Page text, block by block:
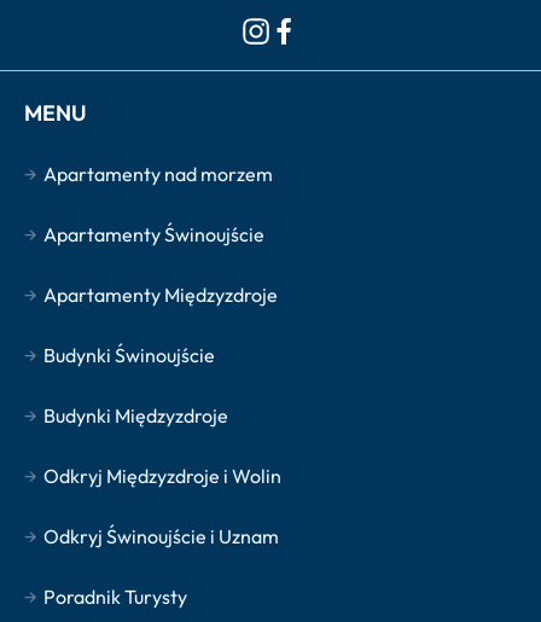
MENU
Apartamenty nad morzem
Apartamenty Świnoujście
Apartamenty Międzyzdroje
Budynki Świnoujście
Budynki Międzyzdroje
Odkryj Międzyzdroje i Wolin
Odkryj Świnoujście i Uznam
Poradnik Turysty
Heringsdorf
Apartamenty